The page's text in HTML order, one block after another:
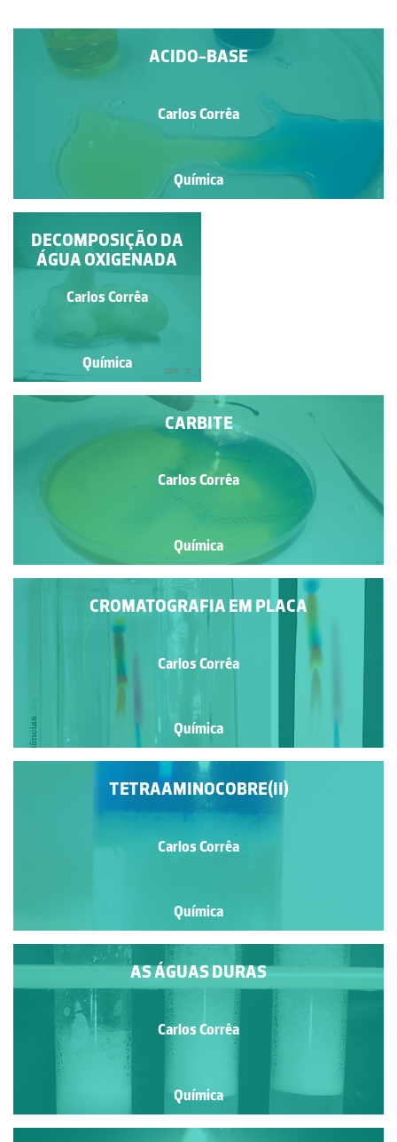
ACIDO-BASE
Carlos Corrêa
Química
PRATA SOBRE COBRE
Carlos Corrêa
Química
CARBITE
Carlos Corrêa
Química
CROMATOGRAFIA EM PLACA
Carlos Corrêa
Química
TETRAAMINOCOBRE(II)
Carlos Corrêa
Química
DECOMPOSIÇÃO DA
ÁGUA OXIGENADA
Carlos Corrêa
Química
AS ÁGUAS DURAS
Carlos Corrêa
Química